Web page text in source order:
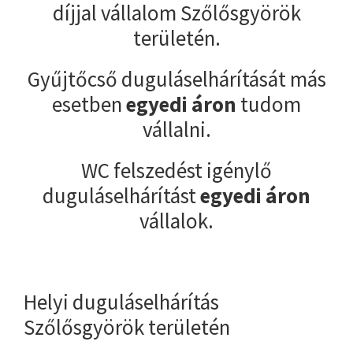
díjjal vállalom Szőlősgyörök
területén.
Gyűjtőcső duguláselhárítását más
esetbenegyedi áron tudom
vállalni.
WC felszedést igénylő
duguláselhárítástegyedi áron
vállalok.
Helyi duguláselhárítás
Szőlősgyörök területén